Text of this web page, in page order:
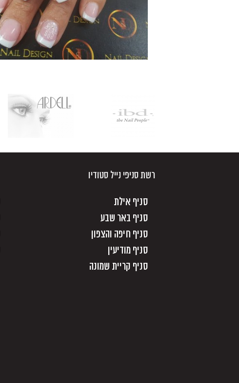
רשת סניפי נייל סטודיו
סניף אילת
סניף באר שבע
סניף חיפה והצפון
סניף מודיעין
סניף קריית שמונה